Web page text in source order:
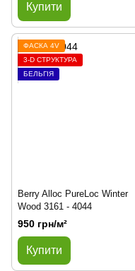
Купити
ФАСКА 4V
3-D СТРУКТУРА
БЕЛЬГІЯ
Berry Alloc PureLoc Winter
Wood 3161 - 4044
950 грн/м²
Купити